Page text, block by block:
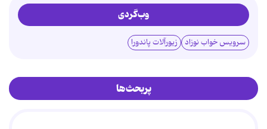
وب‌گردی
سرویس خواب نوزاد زیورآلات پاندورا
پربحث‌ها